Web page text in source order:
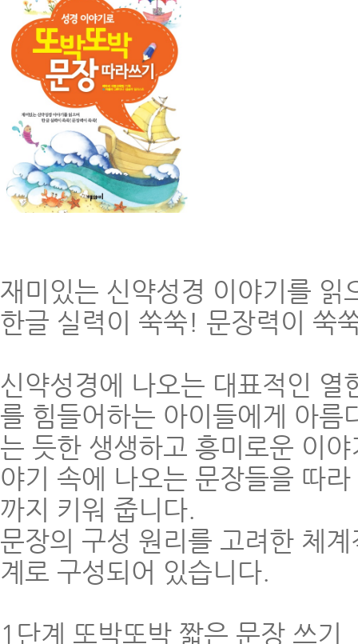
재미있는 신약성경 이야기를 읽
한글 실력이 쑥쑥! 문장력이 쑥
신약성경에 나오는 대표적인
를 힘들어하는 아이들에게 아
는 듯한 생생하고 흥미로운 이
야기 속에 나오는 문장들을 따
까지 키워 줍니다.
문장의 구성 원리를 고려한 체
계로 구성되어 있습니다.
1단계 또박또박 짧은 문장 쓰기